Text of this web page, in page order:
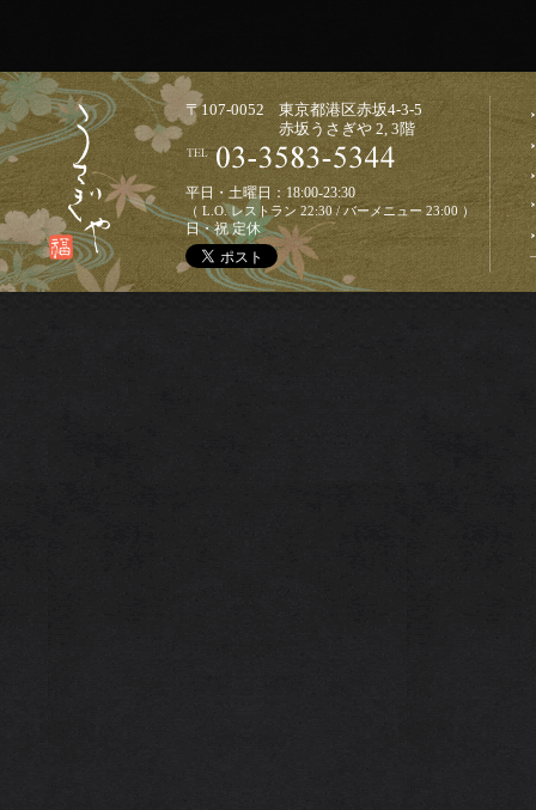
〒107-0052 東京都港区赤坂4-3-5
赤坂うさぎや 2, 3階
平日・土曜日：18:00-23:30
（ L.O. レストラン 22:30 / バーメニュー 23:00 ）
日・祝 定休